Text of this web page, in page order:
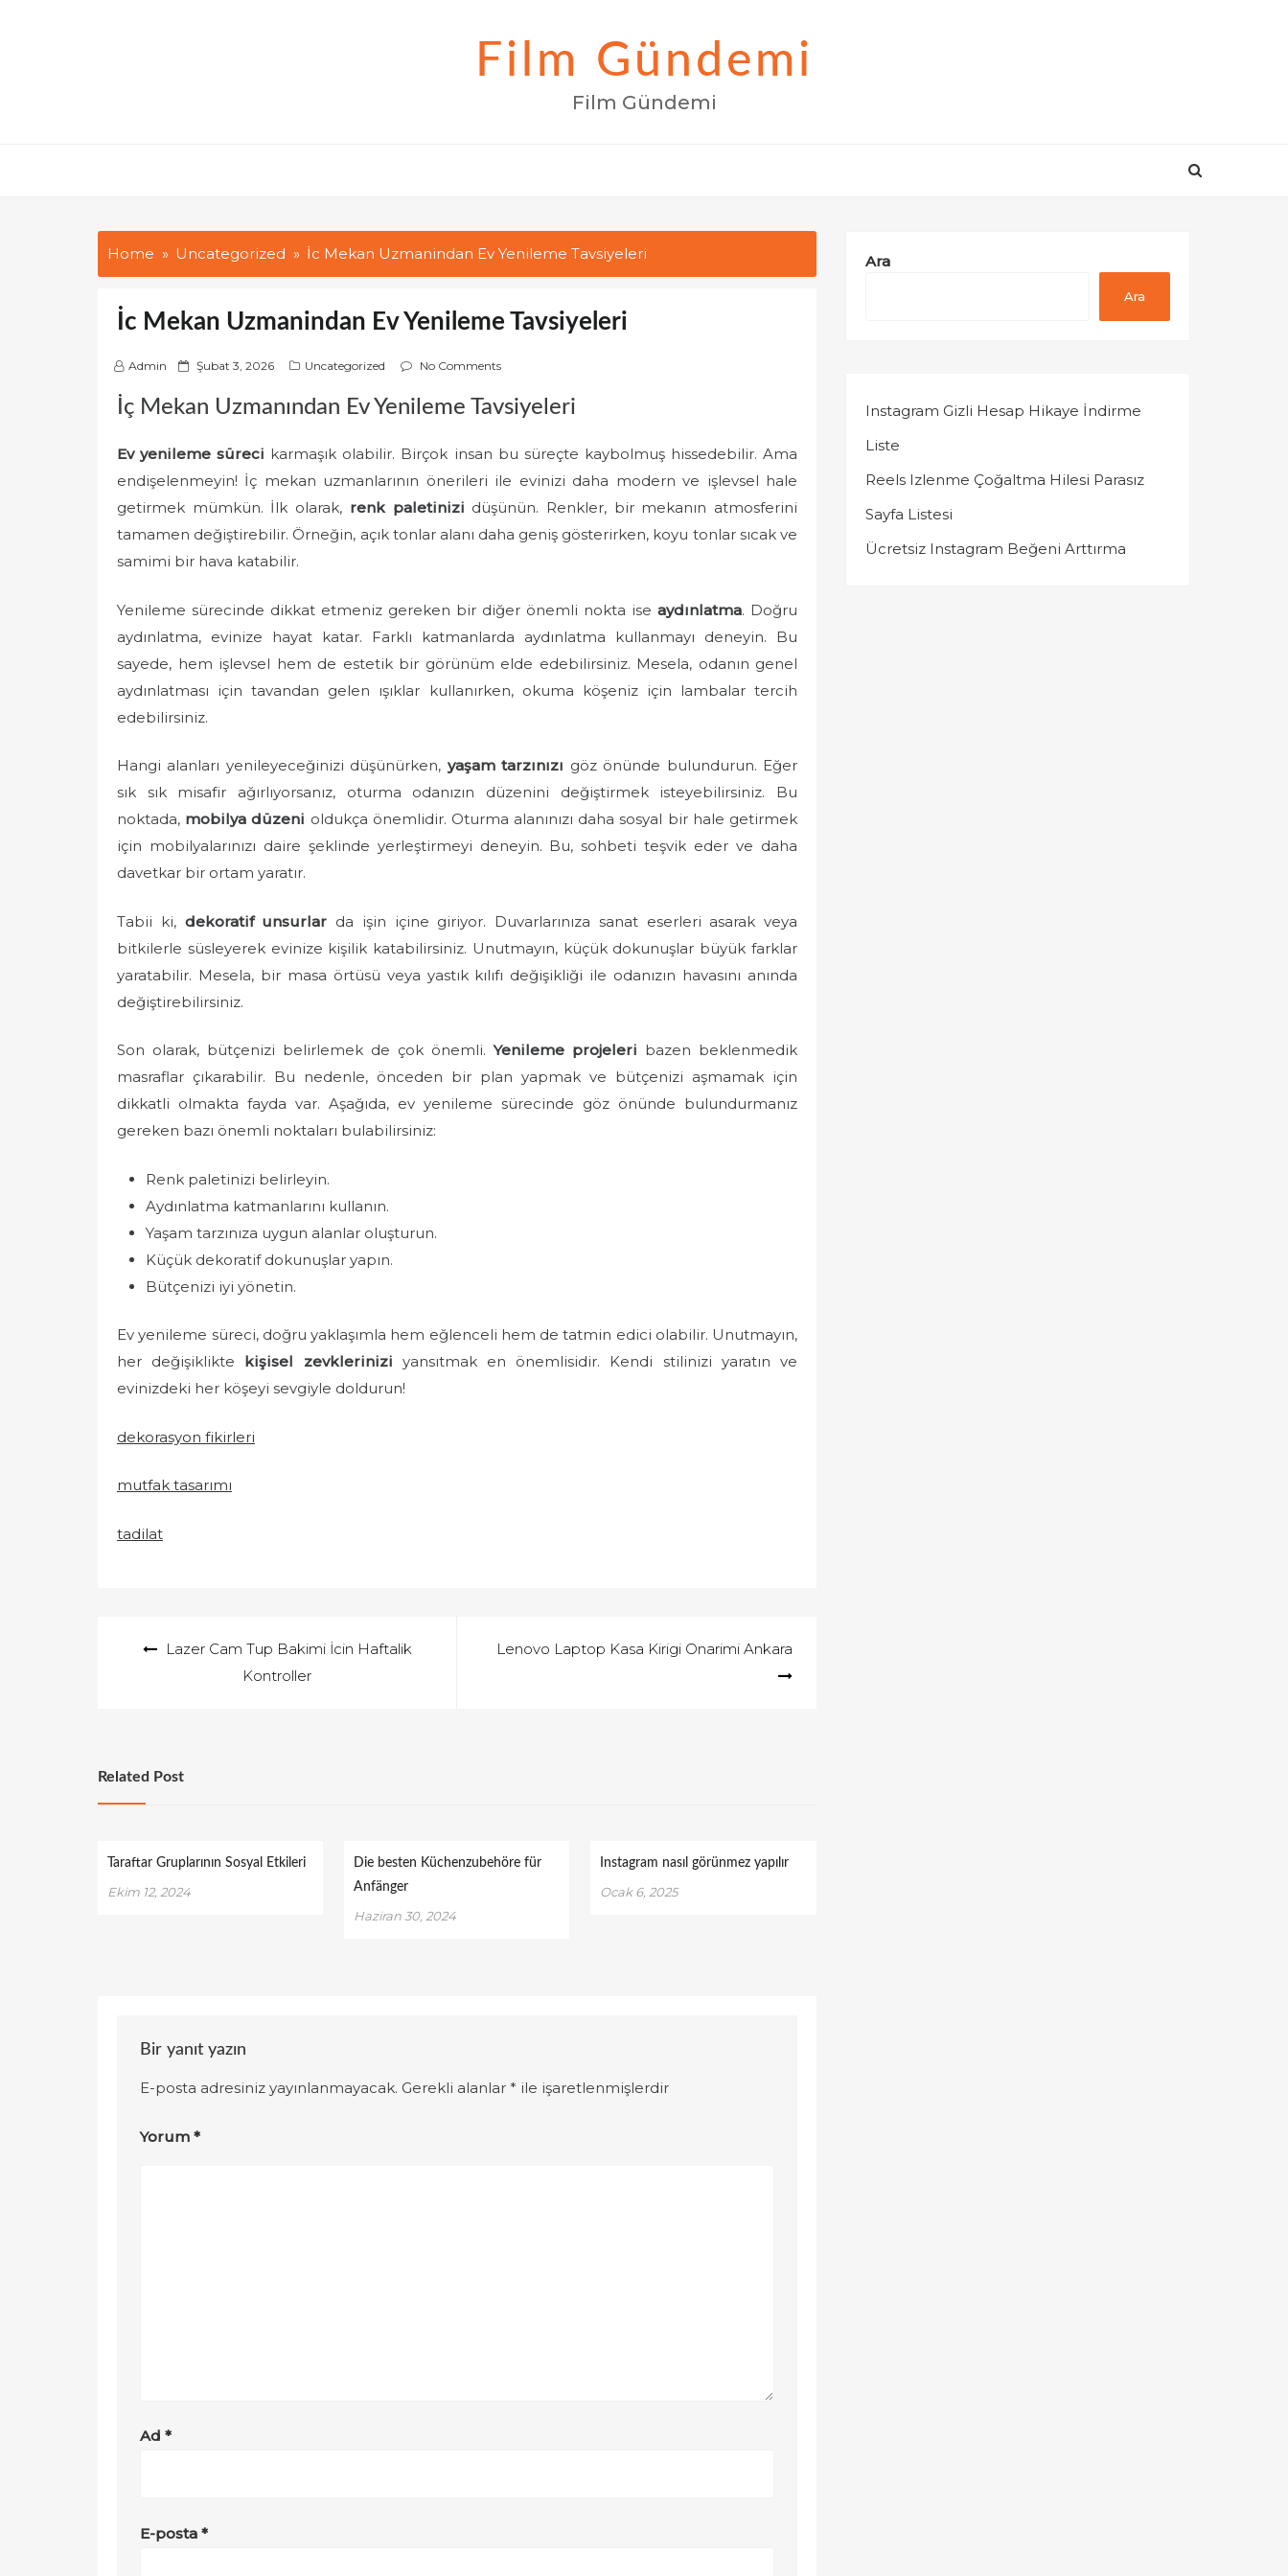
Film Gündemi
Film Gündemi
Home Uncategorized İc Mekan Uzmanindan Ev Yenileme Tavsiyeleri
İc Mekan Uzmanindan Ev Yenileme Tavsiyeleri
Admin
P
s
e
n
Şubat 3, 2026 Uncategorized No Comments
İç Mekan Uzmanından Ev Yenileme Tavsiyeleri
Ev yenileme süreci karmaşık olabilir. Birçok insan bu süreçte kaybolmuş hissedebilir. Ama
endişelenmeyin! İç mekan uzmanlarının önerileri ile evinizi daha modern ve işlevsel hale
getirmek mümkün. İlk olarak, renk paletinizi düşünün. Renkler, bir mekanın atmosferini
tamamen değiştirebilir. Örneğin, açık tonlar alanı daha geniş gösterirken, koyu tonlar sıcak ve
samimi bir hava katabilir.
Yenileme sürecinde dikkat etmeniz gereken bir diğer önemli nokta ise aydınlatma. Doğru
aydınlatma, evinize hayat katar. Farklı katmanlarda aydınlatma kullanmayı deneyin. Bu
sayede, hem işlevsel hem de estetik bir görünüm elde edebilirsiniz. Mesela, odanın genel
aydınlatması için tavandan gelen ışıklar kullanırken, okuma köşeniz için lambalar tercih
edebilirsiniz.
Hangi alanları yenileyeceğinizi düşünürken, yaşam tarzınızı göz önünde bulundurun. Eğer
sık sık misafir ağırlıyorsanız, oturma odanızın düzenini değiştirmek isteyebilirsiniz. Bu
noktada, mobilya düzeni oldukça önemlidir. Oturma alanınızı daha sosyal bir hale getirmek
için mobilyalarınızı daire şeklinde yerleştirmeyi deneyin. Bu, sohbeti teşvik eder ve daha
davetkar bir ortam yaratır.
Tabii ki, dekoratif unsurlar da işin içine giriyor. Duvarlarınıza sanat eserleri asarak veya
bitkilerle süsleyerek evinize kişilik katabilirsiniz. Unutmayın, küçük dokunuşlar büyük farklar
yaratabilir. Mesela, bir masa örtüsü veya yastık kılıfı değişikliği ile odanızın havasını anında
değiştirebilirsiniz.
Son olarak, bütçenizi belirlemek de çok önemli.Yenileme projeleri bazen beklenmedik
masraflar çıkarabilir. Bu nedenle, önceden bir plan yapmak ve bütçenizi aşmamak için
dikkatli olmakta fayda var. Aşağıda, ev yenileme sürecinde göz önünde bulundurmanız
gereken bazı önemli noktaları bulabilirsiniz:
Renk paletinizi belirleyin.
Aydınlatma katmanlarını kullanın.
Yaşam tarzınıza uygun alanlar oluşturun.
Küçük dekoratif dokunuşlar yapın.
Bütçenizi iyi yönetin.
Ev yenileme süreci, doğru yaklaşımla hem eğlenceli hem de tatmin edici olabilir. Unutmayın,
her değişiklikte kişisel zevklerinizi yansıtmak en önemlisidir. Kendi stilinizi yaratın ve
evinizdeki her köşeyi sevgiyle doldurun!
dekorasyon fikirleri
mutfak tasarımı
tadilat
gezinmesi
Lazer Cam Tup Bakimi İcin Haftalik
Kontroller
Lenovo Laptop Kasa Kirigi Onarimi Ankara
Related Post
Taraftar Gruplarının Sosyal Etkileri
Ekim 12, 2024
Die besten Küchenzubehöre für
Anfänger
Haziran 30, 2024
Instagram nasıl görünmez yapılır
Ocak 6, 2025
Bir yanıt yazın
E-posta adresiniz yayınlanmayacak. Gerekli alanlar* ile işaretlenmişlerdir
Yorum*
Ad*
E-posta*
Ara
Ara
Instagram Gizli Hesap Hikaye İndirme
Liste
Reels Izlenme Çoğaltma Hilesi Parasız
Sayfa Listesi
Ücretsiz Instagram Beğeni Arttırma